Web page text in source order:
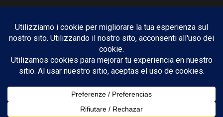
PUNTODINCONTRO